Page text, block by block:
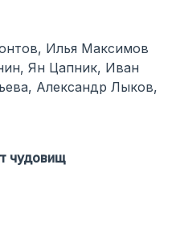
Илья Максимов
Ян Цапник, Иван
Александр Лыков,
чудовищ